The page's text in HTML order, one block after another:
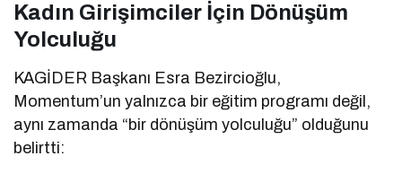
Kadın Girişimciler İçin Dönüşüm
Yolculuğu
KAGİDER Başkanı Esra Bezircioğlu,
Momentum’un yalnızca bir eğitim programı değil,
aynı zamanda “bir dönüşüm yolculuğu” olduğunu
belirtti: